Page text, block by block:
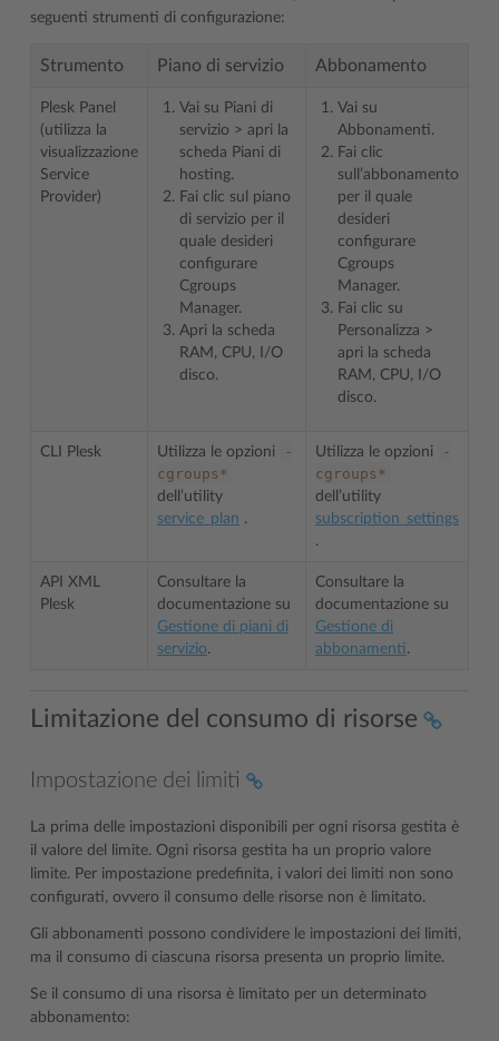
seguenti strumenti di configurazione:
Strumento Piano di servizio Abbonamento
Plesk Panel
(utilizza la
visualizzazione
Service
Provider)
Vai su Piani di
servizio > apri la
scheda Piani di
hosting.
Fai clic sul piano
di servizio per il
quale desideri
configurare
Cgroups
Manager.
Apri la scheda
RAM, CPU, I/O
disco.
Vai su
Abbonamenti.
Fai clic
sull’abbonamento
per il quale
desideri
configurare
Cgroups
Manager.
Fai clic su
Personalizza >
apri la scheda
RAM, CPU, I/O
disco.
CLI Plesk Utilizza le opzioni
-
cgroups*
dell’utility
service_plan .
Utilizza le opzioni
-
cgroups*
dell’utility
subscription_settings
.
API XML
Plesk
Consultare la
documentazione su
Gestione di piani di
servizio.
Consultare la
documentazione su
Gestione di
abbonamenti.
Limitazione del consumo di risorse
Impostazione dei limiti
La prima delle impostazioni disponibili per ogni risorsa gestita è
il valore del limite. Ogni risorsa gestita ha un proprio valore
limite. Per impostazione predefinita, i valori dei limiti non sono
configurati, ovvero il consumo delle risorse non è limitato.
Gli abbonamenti possono condividere le impostazioni dei limiti,
ma il consumo di ciascuna risorsa presenta un proprio limite.
Se il consumo di una risorsa è limitato per un determinato
abbonamento: